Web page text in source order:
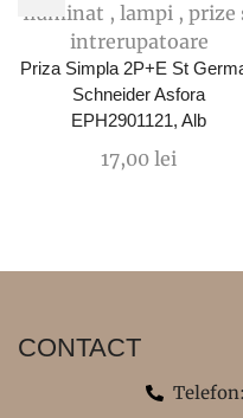
Iluminat , lampi , prize
intrerupatoare
Priza Simpla 2P+E St
Schneider Asfora
EPH2901121, Alb
17,00 lei
CONTACT